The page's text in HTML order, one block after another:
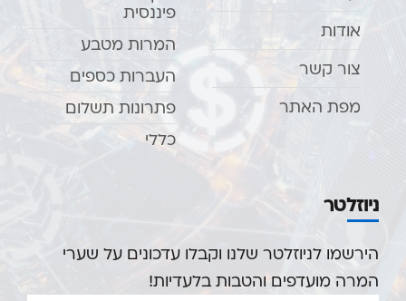
אודות
צור קשר
מפת האתר
פיננסית
המרות מטבע
העברות כספים
פתרונות תשלום
כללי
ניוזלטר
הירשמו לניוזלטר שלנו וקבלו עדכונים על שערי
המרה מועדפים והטבות בלעדיות!